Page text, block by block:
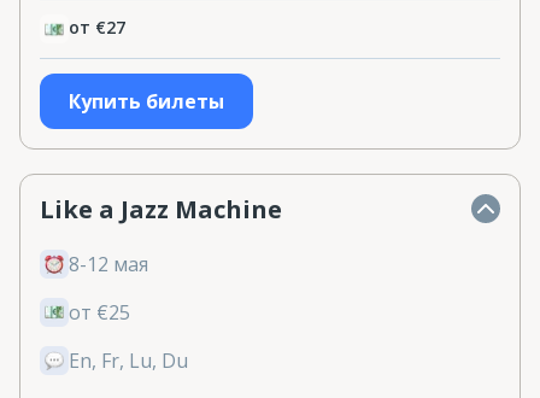
от €27
Купить билеты
Like a Jazz Machine
8-12 мая
от €25
En, Fr, Lu, Du